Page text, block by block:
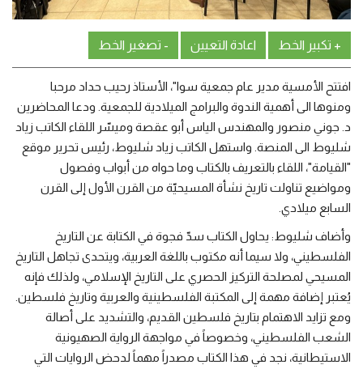
+ تكبير الخط اعادة التعيين - تصغير الخط
افتتح الأمسية مدير عام جمعية سوا"، الأستاذ رحيب حداد مرحبا
ومنوها الى أهمية الندوة والبرامج الميلادية للجمعية. ودعا المحاضرين
د. جوني منصور والمهندس الياس أبو عقصة وميسّر اللقاء الكاتب زياد
شليوط الى المنصة. واستهل الكاتب زياد شليوط، رئيس تحرير موقع
"القيامة"، اللقاء بالتعريف بالكتاب وما حواه من أبواب وفصول
ومواضيع تناولت تاريخ نشأة المسيحيّة من القرن الأول إلى القرن
السابع ميلادي.
وأضاف شليوط: يحاول الكتاب سدّ فجوة في الكتابة عن التاريخ
الفلسطيني، ولا سيما أنه مكتوب باللغة العربية، ويتحدى تجاهل التاريخ
المسيحي لمصلحة التركيز الحصري على التاريخ الإسلامي، ولذلك فإنه
يُعتبر إضافة مهمة إلى المكتبة الفلسطينية والعربية وتاريخ فلسطين.
ومع تزايد الاهتمام بتاريخ فلسطين القديم، والتشديد على أصالة
الشعب الفلسطيني، وخصوصاً في مواجهة الرواية الصهيونية
الاستيطانية، نجد في هذا الكتاب مصدراً مهماً لدحض الروايات التي